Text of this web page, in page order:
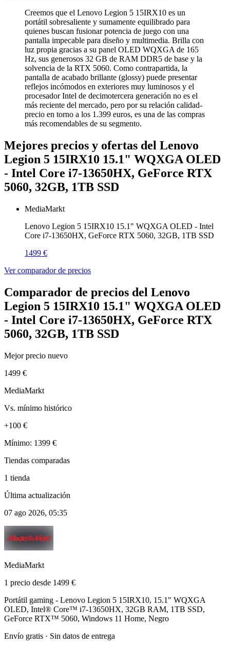
Creemos que el Lenovo Legion 5 15IRX10 es un
portátil sobresaliente y sumamente equilibrado para
quienes buscan fusionar potencia de juego con una
pantalla impecable para diseño y multimedia. Brilla con
luz propia gracias a su panel OLED WQXGA de 165
Hz, sus generosos 32 GB de RAM DDR5 de base y la
solvencia de la RTX 5060. Como contrapartida, la
pantalla de acabado brillante (glossy) puede presentar
reflejos incómodos en exteriores muy luminosos y el
procesador Intel de decimotercera generación no es el
más reciente del mercado, pero por su relación calidad-
precio en torno a los 1.399 euros, es una de las compras
más recomendables de su segmento.
Mejores precios y ofertas del Lenovo
Legion 5 15IRX10 15.1" WQXGA OLED
- Intel Core i7-13650HX, GeForce RTX
5060, 32GB, 1TB SSD
MediaMarkt
Lenovo Legion 5 15IRX10 15.1" WQXGA OLED - Intel
Core i7-13650HX, GeForce RTX 5060, 32GB, 1TB SSD
1499 €
Ver comparador de precios
Comparador de precios del Lenovo
Legion 5 15IRX10 15.1" WQXGA OLED
- Intel Core i7-13650HX, GeForce RTX
5060, 32GB, 1TB SSD
Mejor precio nuevo
1499 €
MediaMarkt
Vs. mínimo histórico
+100 €
Mínimo: 1399 €
Tiendas comparadas
1 tienda
Última actualización
07 ago 2026, 05:35
MediaMarkt
1 precio desde 1499 €
Portátil gaming - Lenovo Legion 5 15IRX10, 15.1" WQXGA
OLED, Intel® Core™ i7-13650HX, 32GB RAM, 1TB SSD,
GeForce RTX™ 5060, Windows 11 Home, Negro
Envío gratis · Sin datos de entrega